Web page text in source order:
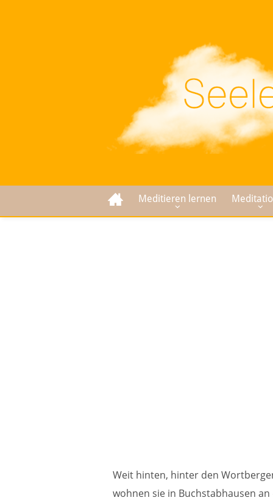
Meditieren lernen
Weit hinten, hinter den
wohnen sie in Buchstabhausen